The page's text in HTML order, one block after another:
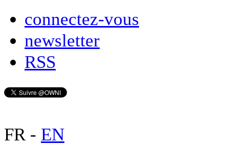
connectez-vous
newsletter
RSS
FR- EN